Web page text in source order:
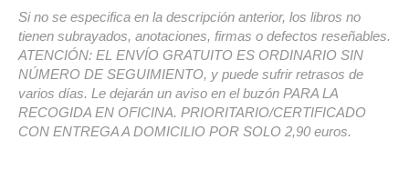
Si no se especifica en la descripción anterior, los libros no
tienen subrayados, anotaciones, firmas o defectos reseñables.
ATENCIÓN: EL ENVÍO GRATUITO ES ORDINARIO SIN
NÚMERO DE SEGUIMIENTO, y puede sufrir retrasos de
varios días. Le dejarán un aviso en el buzón PARA LA
RECOGIDA EN OFICINA. PRIORITARIO/CERTIFICADO
CON ENTREGA A DOMICILIO POR SOLO 2,90 euros.